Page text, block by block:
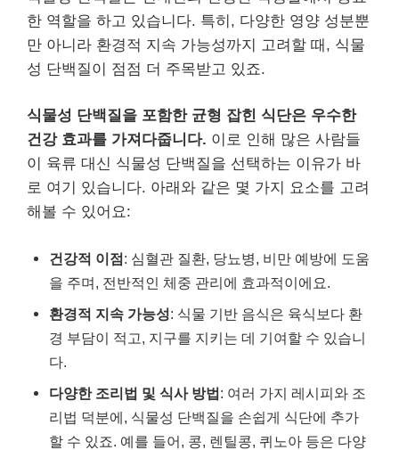
한 역할을 하고 있습니다. 특히, 다양한 영양 성분뿐
만 아니라 환경적 지속 가능성까지 고려할 때, 식물
성 단백질이 점점 더 주목받고 있죠.
식물성 단백질을 포함한 균형 잡힌 식단은 우수한
건강 효과를 가져다줍니다. 이로 인해 많은 사람들
이 육류 대신 식물성 단백질을 선택하는 이유가 바
로 여기 있습니다. 아래와 같은 몇 가지 요소를 고려
해볼 수 있어요:
건강적 이점: 심혈관 질환, 당뇨병, 비만 예방에 도움
을 주며, 전반적인 체중 관리에 효과적이에요.
환경적 지속 가능성: 식물 기반 음식은 육식보다 환
경 부담이 적고, 지구를 지키는 데 기여할 수 있습니
다.
다양한 조리법 및 식사 방법: 여러 가지 레시피와 조
리법 덕분에, 식물성 단백질을 손쉽게 식단에 추가
할 수 있죠. 예를 들어, 콩, 렌틸콩, 퀴노아 등은 다양